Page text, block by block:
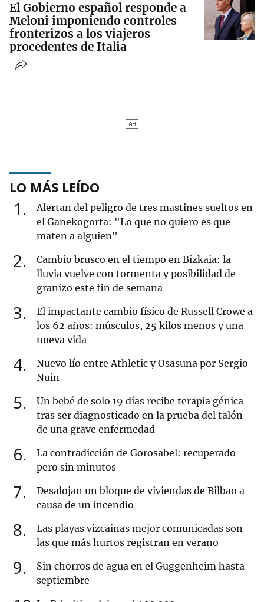
El Gobierno español responde a
Meloni imponiendo controles
fronterizos a los viajeros
procedentes de Italia
LO MÁS LEÍDO
1
Alertan del peligro de tres mastines sueltos en
el Ganekogorta: "Lo que no quiero es que
maten a alguien"
2
Cambio brusco en el tiempo en Bizkaia: la
lluvia vuelve con tormenta y posibilidad de
granizo este fin de semana
3
El impactante cambio físico de Russell Crowe a
los 62 años: músculos, 25 kilos menos y una
nueva vida
4
Nuevo lío entre Athletic y Osasuna por Sergio
Nuin
5
Un bebé de solo 19 días recibe terapia génica
tras ser diagnosticado en la prueba del talón
de una grave enfermedad
6
La contradicción de Gorosabel: recuperado
pero sin minutos
7
Desalojan un bloque de viviendas de Bilbao a
causa de un incendio
8
Las playas vizcainas mejor comunicadas son
las que más hurtos registran en verano
9
Sin chorros de agua en el Guggenheim hasta
septiembre